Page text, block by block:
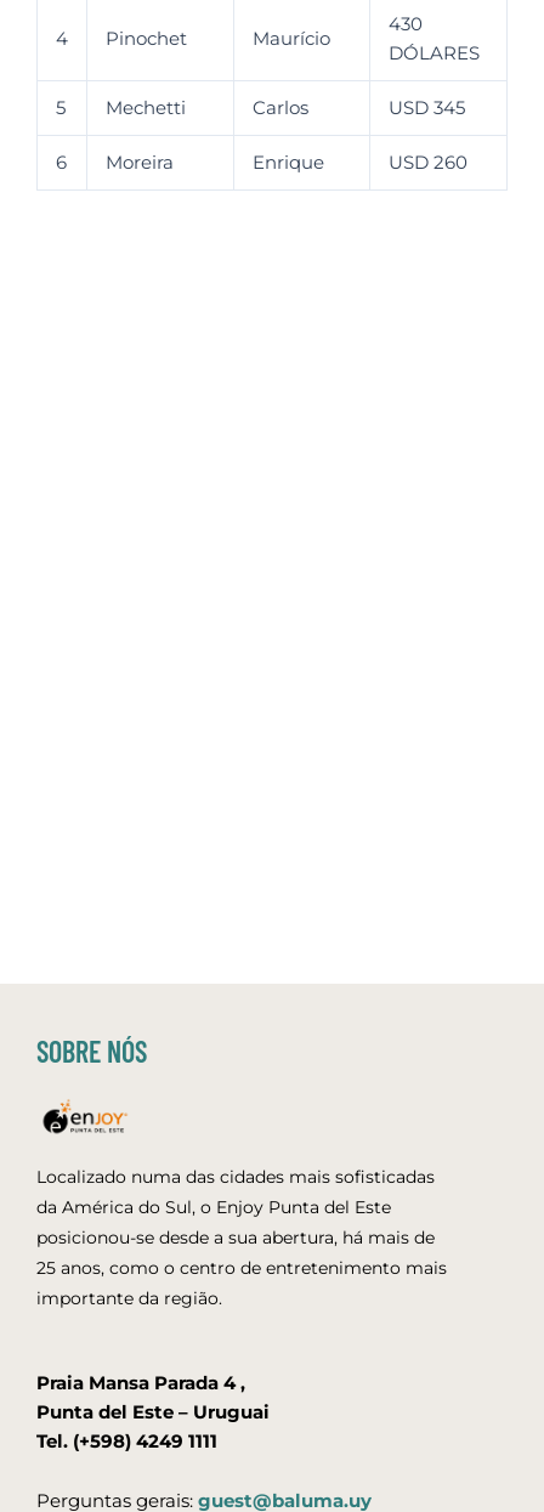
4 Pinochet Maurício
430
DÓLARES
5 Mechetti Carlos USD 345
6 Moreira Enrique USD 260
SOBRE NÓS
Localizado numa das cidades mais sofisticadas
da América do Sul, o Enjoy Punta del Este
posicionou-se desde a sua abertura, há mais de
25 anos, como o centro de entretenimento mais
importante da região.
Praia Mansa Parada 4 ,
Punta del Este – Uruguai
Tel. (+598) 4249 1111
Perguntas gerais: guest@baluma.uy